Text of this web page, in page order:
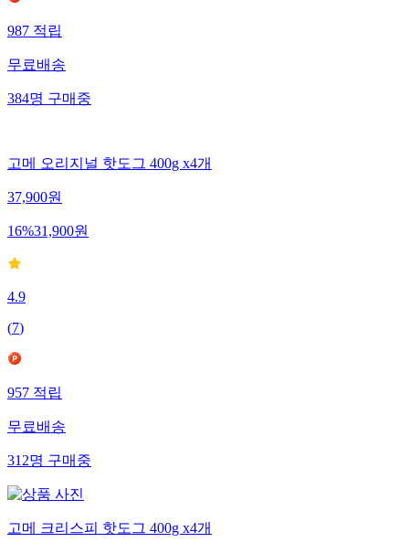
987적립
무료배송
384명구매중
고메 오리지널 핫도그 400g x4개
37,900원
16%31,900원
4.9
(7)
957적립
무료배송
312명구매중
고메 크리스피 핫도그 400g x4개